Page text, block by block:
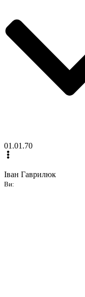
01.01.70
Іван Гаврилюк
Ви: